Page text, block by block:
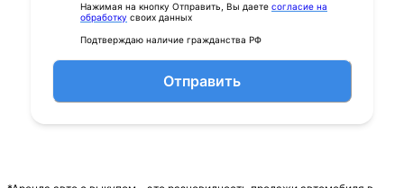
Нажимая на кнопку Отправить, Вы даете согласие на
обработку своих данных
Подтверждаю наличие гражданства РФ
Отправить